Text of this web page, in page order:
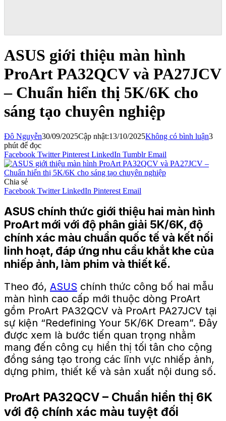
ASUS giới thiệu màn hình
ProArt PA32QCV và PA27JCV
– Chuẩn hiển thị 5K/6K cho
sáng tạo chuyên nghiệp
Đô Nguyễn30/09/2025Cập nhật:13/10/2025Không có bình luận3
phút để đọc
Facebook Twitter Pinterest LinkedIn Tumblr Email
Chia sẻ
Facebook Twitter LinkedIn Pinterest Email
ASUS chính thức giới thiệu hai màn hình
ProArt mới với độ phân giải 5K/6K, độ
chính xác màu chuẩn quốc tế và kết nối
linh hoạt, đáp ứng nhu cầu khắt khe của
nhiếp ảnh, làm phim và thiết kế.
Theo đó, ASUS chính thức công bố hai mẫu
màn hình cao cấp mới thuộc dòng ProArt
gồm ProArt PA32QCV và ProArt PA27JCV tại
sự kiện “Redefining Your 5K/6K Dream”. Đây
được xem là bước tiến quan trọng nhằm
mang đến công cụ hiển thị tối tân cho cộng
đồng sáng tạo trong các lĩnh vực nhiếp ảnh,
dựng phim, thiết kế và sản xuất nội dung số.
ProArt PA32QCV – Chuẩn hiển thị 6K
với độ chính xác màu tuyệt đối